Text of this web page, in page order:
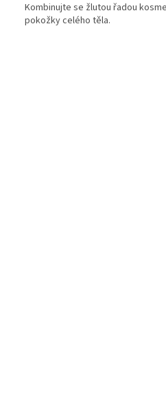
Kombinujte se žlutou řadou
pokožky celého těla.